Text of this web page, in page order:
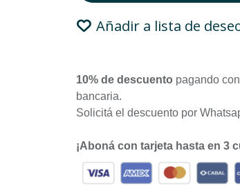
Añadir a lista de
10% de descuento pagando
bancaria.
Solicitá el descuento por
¡Aboná con tarjeta hasta en 3